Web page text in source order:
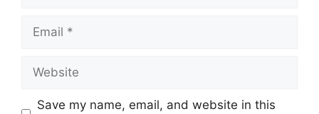
Save my name, email, and website in this